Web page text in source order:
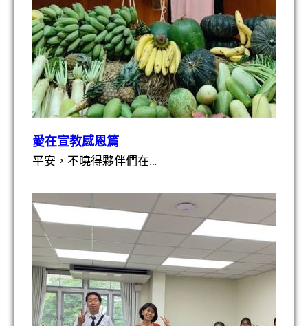
愛在宣教感恩篇
平安，不曉得夥伴們在…